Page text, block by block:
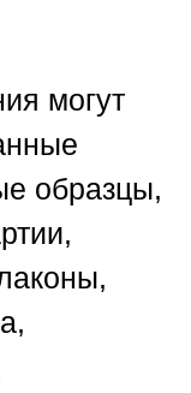
могут
образцы,